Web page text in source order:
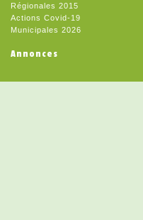
Régionales 2015
Actions Covid-19
Municipales 2026
Annonces